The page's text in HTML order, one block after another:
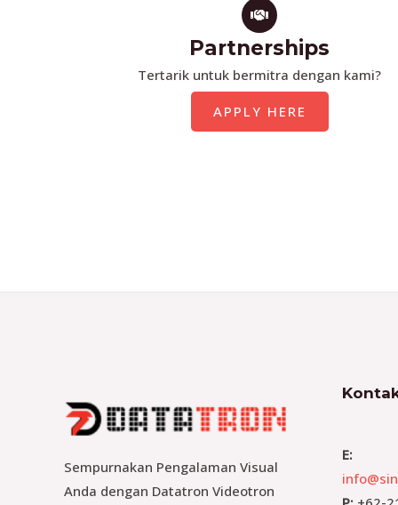
Partnerships
Tertarik untuk bermitra dengan kami?
APPLY HERE
Sempurnakan Pengalaman Visual
Anda dengan Datatron Videotron
E: